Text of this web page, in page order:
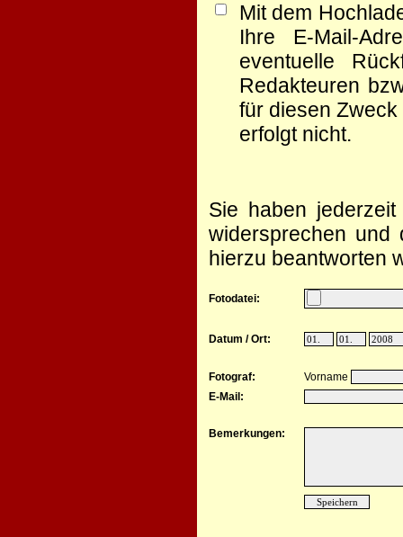
Mit dem
Ihre E-Mail-
eventuelle
Redakteuren
für diesen
erfolgt nicht.
Sie haben
widersprechen
hierzu beantworten
Fotodatei:
Datum / Ort:
Fotograf:
Vorname
E-Mail:
Bemerkungen: